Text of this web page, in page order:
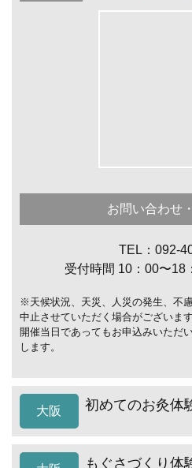
お問い合わせ
TEL：092-
受付時間 10：00〜18
※天候状況、天災、人災の発生、不
中止させていただく場合がございま
開催当日であってもお申込みいただ
します。
大阪 初めてのお灸体
もぐさづくり体